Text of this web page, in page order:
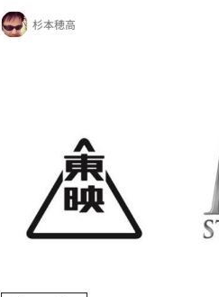
杉本穂高